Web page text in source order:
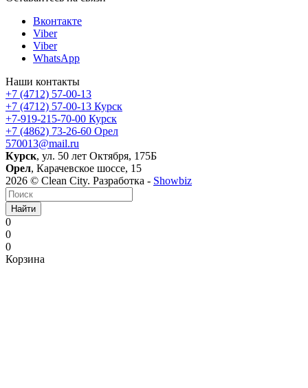
Вконтакте
Viber
Viber
WhatsApp
Наши контакты
+7 (4712) 57-00-13
+7 (4712) 57-00-13 Курск
+7-919-215-70-00 Курск
+7 (4862) 73-26-60 Орел
570013@mail.ru
Курск, ул. 50 лет Октября, 175Б
Орел, Карачевское шоссе, 15
2026 © Clean City. Разработка - Showbiz
Найти
0
0
0
Корзина